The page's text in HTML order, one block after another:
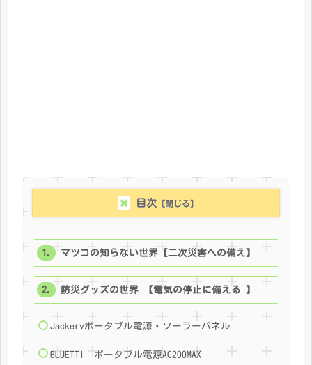
目次
マツコの知らない世界【二次災害への備え】
防災グッズの世界 【電気の停止に備える 】
Jackeryポータブル電源・ソーラーパネル
BLUETTI ポータブル電源AC200MAX